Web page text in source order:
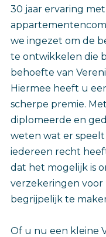
30 jaar ervaring
we ingezet om de
te ontwikkelen die
behoefte van
Hiermee heeft u
scherpe premie.
diplomeerde en
weten wat er speelt
iedereen recht
dat het mogelijk is
verzekeringen voor
begrijpelijk te
Of u nu een kleine